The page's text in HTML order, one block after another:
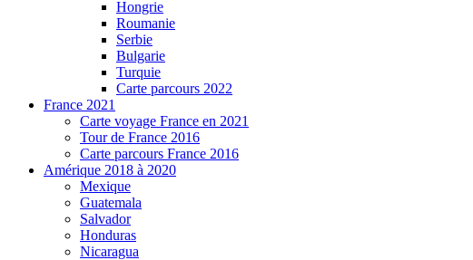
Hongrie
Roumanie
Serbie
Bulgarie
Turquie
Carte parcours 2022
France 2021
Carte voyage France en 2021
Tour de France 2016
Carte parcours France 2016
Amérique 2018 à 2020
Mexique
Guatemala
Salvador
Honduras
Nicaragua